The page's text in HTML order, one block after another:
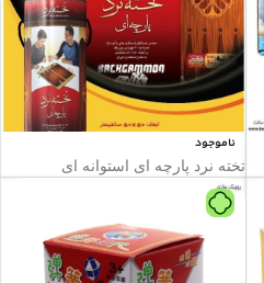
ناموجود
تخته نرد پارچه ای استوانه ای